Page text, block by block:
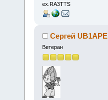
ex.RA3TTS
Сергей UB1APE
Ветеран